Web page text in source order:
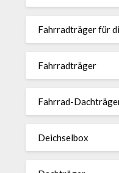
Fahr­rad­träger für
Fahr­rad­träger
Fahrrad-
Deich­selbox